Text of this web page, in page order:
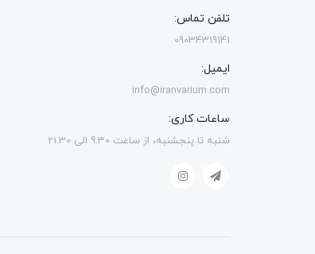
تلفن تماس:
09034319141
ایمیل:
info@iranvarium.com
ساعات کاری:
شنبه تا پنجشنبه، از ساعت 9.30 الی 21.30